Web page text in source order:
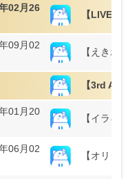
02月26
【
09月02
【えきポ
【3rd
01月20
【イラギ
06月02
【オリジ